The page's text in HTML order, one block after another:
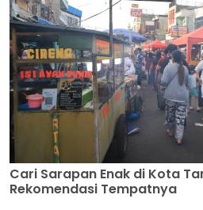
Cari Sarapan Enak di Kota
Rekomendasi Tempatnya